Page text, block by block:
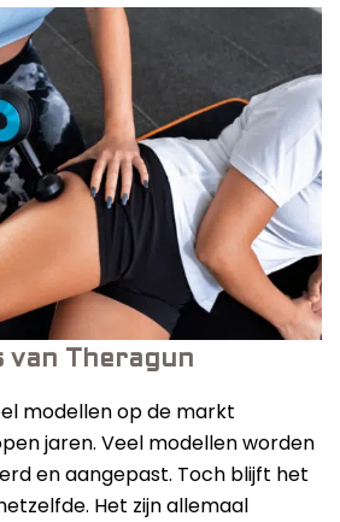
van Theragun
modellen op de markt
jaren. Veel modellen worden
en aangepast. Toch blijft het
Het zijn allemaal